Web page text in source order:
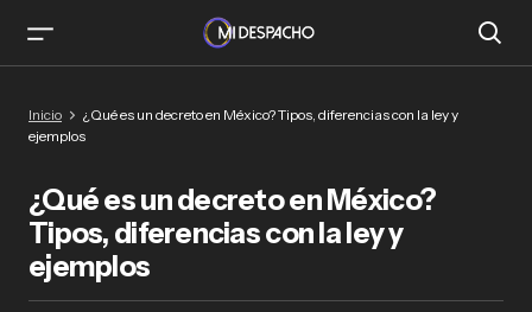
Inicio
¿Qué es un decreto en México? Tipos, diferencias con la ley y
ejemplos
¿Qué es un decreto en México?
Tipos, diferencias con la ley y
ejemplos